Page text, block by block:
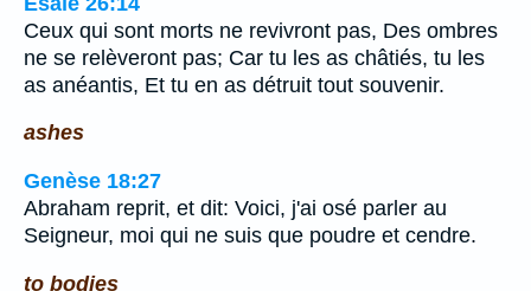
Ceux qui sont morts ne revivront pas, Des ombres
ne se relèveront pas; Car tu les as châtiés, tu les
as anéantis, Et tu en as détruit tout souvenir.
ashes
Genèse 18:27
Abraham reprit, et dit: Voici, j'ai osé parler au
Seigneur, moi qui ne suis que poudre et cendre.
to bodies